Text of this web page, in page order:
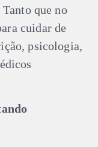
que no
cuidar de
psicologia,